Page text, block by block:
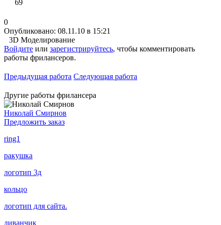
69
0
Опубликовано: 08.11.10 в 15:21
3D Моделирование
Войдите или зарегистрируйтесь, чтобы комментировать
работы фрилансеров.
Предыдущая работа Следующая работа
Другие работы фрилансера
Николай Смирнов
Предложить заказ
ring1
ракушка
логотип 3д
кольцо
логотип для сайта.
диванчик